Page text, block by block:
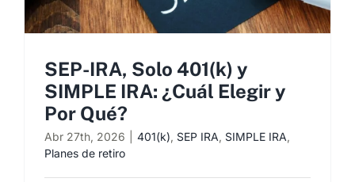
SEP-IRA, Solo 401(k) y
SIMPLE IRA: ¿Cuál Elegir y
Por Qué?
Abr 27th, 2026 401(k), SEP IRA, SIMPLE IRA,
Planes de retiro